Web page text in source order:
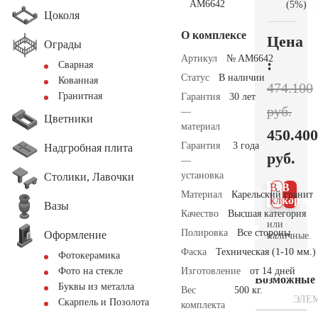
Цоколя
Ограды
Сварная
Кованная
Гранитная
Цветники
Надгробная плита
Столики, Лавочки
Вазы
Оформление
Фотокерамика
Фото на стекле
Буквы из металла
Скарпель и Позолота
О комплексе
Артикул
№ AM6642
Статус
В наличии
Гарантия
—
материал
30 лет
Гарантия
—
установка
3 года
Материал
Карельский гранит
Качество
Высшая категория
Полировка
Все стороны
Фаска
Техническая (1-10 мм.)
Изготовление
от 14 дней
Вес
комплекта
500 кг.
(5%)
Цена
:
474.100
руб.
450.400
руб.
В
В 1
клик
или
наличные.
Возможные